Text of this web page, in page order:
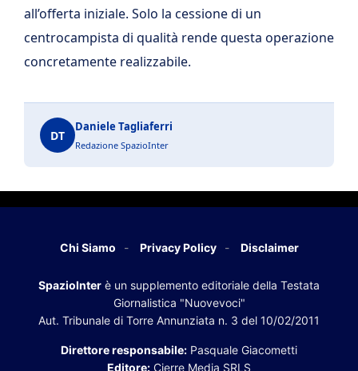
all’offerta iniziale. Solo la cessione di un
centrocampista di qualità rende questa operazione
concretamente realizzabile.
DT
Daniele Tagliaferri
Redazione SpazioInter
Chi Siamo Privacy Policy Disclaimer
SpazioInter è un supplemento editoriale della Testata
Giornalistica "Nuovevoci"
Aut. Tribunale di Torre Annunziata n. 3 del 10/02/2011
Direttore responsabile: Pasquale Giacometti
Editore: Cierre Media SRLS